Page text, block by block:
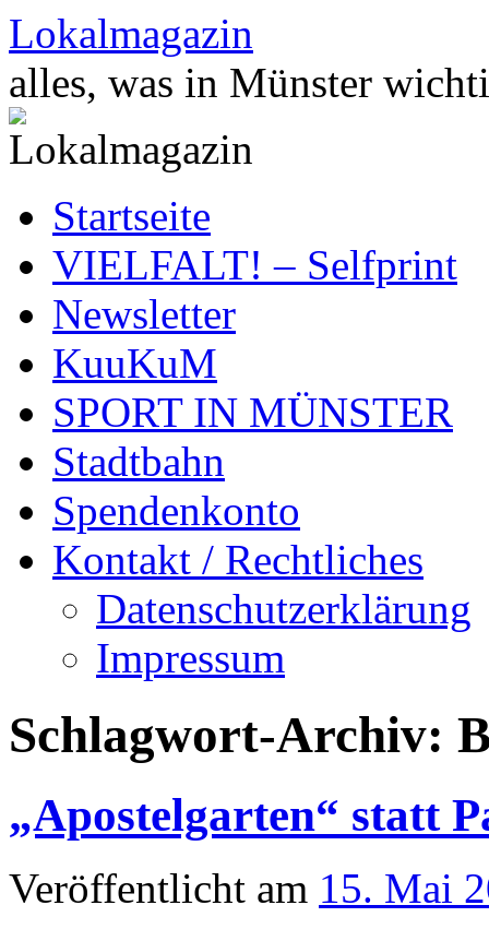
Zum
Inhalt
springen
Lokalmagazin
alles, was in Münster
Startseite
VIELFALT! – Selfprint
Newsletter
KuuKuM
SPORT IN MÜNSTER
Stadtbahn
Spendenkonto
Kontakt / Rechtliches
Datenschutzerklärung
Impressum
Schlagwort-Archiv:
„Apostelgarten“ statt
Veröffentlicht am 15. Mai